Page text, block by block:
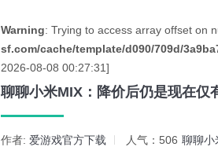
Warning: Trying to access array offset on
sf.com/cache/template/d090/709d/
2026-08-08 00:27:31]
聊聊小米MIX：降价后仍是现在仅
作者: 爱游戏官方下载 人气：506 聊聊小